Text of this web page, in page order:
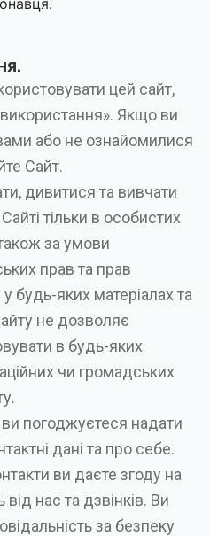
цей сайт,
Якщо ви
або не ознайомилися
Сайт.
дивитися та вивчати
тільки в особистих
за умови
прав та прав
у будь-яких матеріалах та
не дозволяє
в будь-яких
чи громадських
погоджуєтеся надати
дані та про себе.
ви даєте згоду на
нас та дзвінків. Ви
за безпеку